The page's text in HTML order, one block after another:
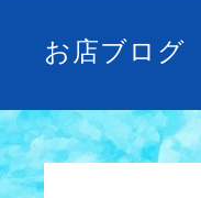
お店ブログ